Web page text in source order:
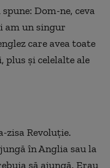
Dom-ne, ceva
am un singur
care avea toate
plus și celelalte ale
zisa Revoluție.
în Anglia sau la
să ajungă. Erau